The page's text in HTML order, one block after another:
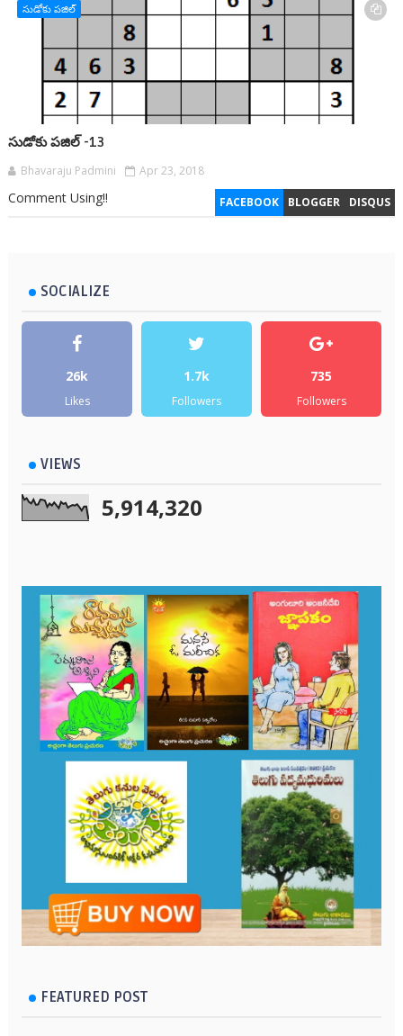
సుడోకు పజిల్
సుడోకు పజిల్ -13
Bhavaraju Padmini Apr 23, 2018
FACEBOOK BLOGGER DISQUS
Comment Using!!
SOCIALIZE
26k
Likes
1.7k
Followers
735
Followers
VIEWS
5,914,320
FEATURED POST